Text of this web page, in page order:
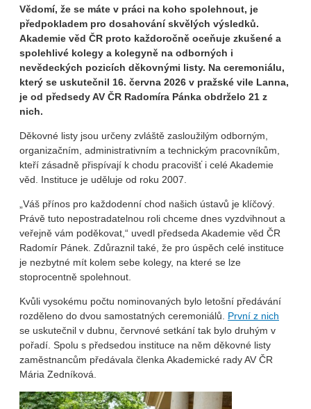
Vědomí, že se máte v práci na koho spolehnout, je
předpokladem pro dosahování skvělých výsledků.
Akademie věd ČR proto každoročně oceňuje zkušené a
spolehlivé kolegy a kolegyně na odborných i
nevědeckých pozicích děkovnými listy. Na ceremoniálu,
který se uskutečnil 16. června 2026 v pražské vile Lanna,
je od předsedy AV ČR Radomíra Pánka obdrželo 21 z
nich.
Děkovné listy jsou určeny zvláště zasloužilým odborným,
organizačním, administrativním a technickým pracovníkům,
kteří zásadně přispívají k chodu pracovišť i celé Akademie
věd. Instituce je uděluje od roku 2007.
„Váš přínos pro každodenní chod našich ústavů je klíčový.
Právě tuto nepostradatelnou roli chceme dnes vyzdvihnout a
veřejně vám poděkovat,“ uvedl předseda Akademie věd ČR
Radomír Pánek. Zdůraznil také, že pro úspěch celé instituce
je nezbytné mít kolem sebe kolegy, na které se lze
stoprocentně spolehnout.
Kvůli vysokému počtu nominovaných bylo letošní předávání
rozděleno do dvou samostatných ceremoniálů. První z nich
se uskutečnil v dubnu, červnové setkání tak bylo druhým v
pořadí. Spolu s předsedou instituce na něm děkovné listy
zaměstnancům předávala členka Akademické rady AV ČR
Mária Zedníková.